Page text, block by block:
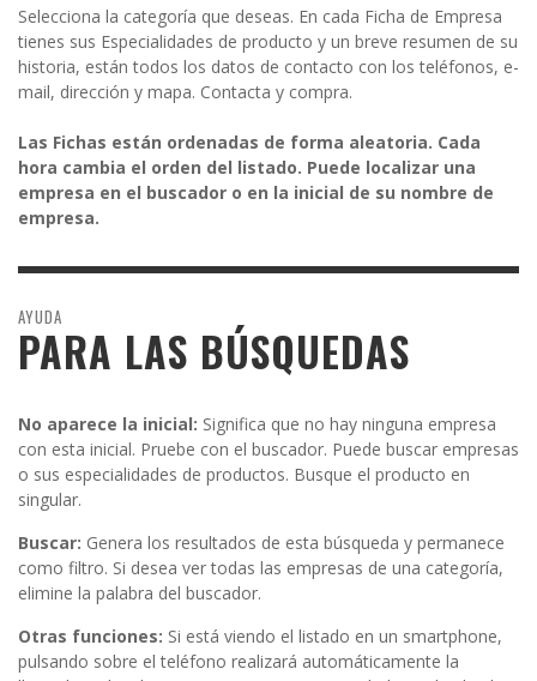
Selecciona la categoría que deseas. En cada Ficha de Empresa
tienes sus Especialidades de producto y un breve resumen de su
historia, están todos los datos de contacto con los teléfonos, e-
mail, dirección y mapa. Contacta y compra.
Las Fichas están ordenadas de forma aleatoria. Cada
hora cambia el orden del listado. Puede localizar una
empresa en el buscador o en la inicial de su nombre de
empresa.
AYUDA
PARA LAS BÚSQUEDAS
No aparece la inicial: Significa que no hay ninguna empresa
con esta inicial. Pruebe con el buscador. Puede buscar empresas
o sus especialidades de productos. Busque el producto en
singular.
Buscar: Genera los resultados de esta búsqueda y permanece
como filtro. Si desea ver todas las empresas de una categoría,
elimine la palabra del buscador.
Otras funciones: Si está viendo el listado en un smartphone,
pulsando sobre el teléfono realizará automáticamente la